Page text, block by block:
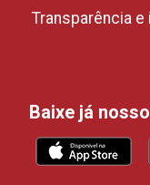
Transparência
Baixe já